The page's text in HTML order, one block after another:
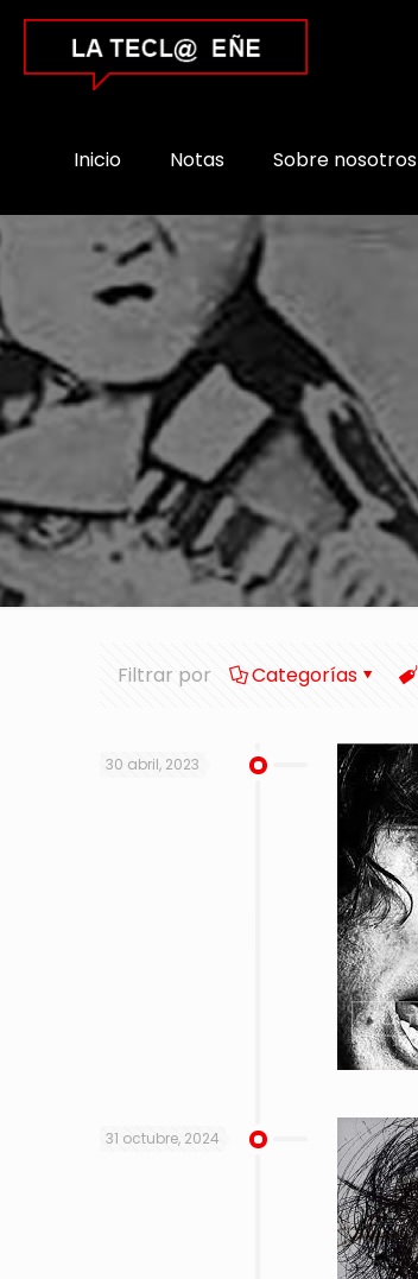
Inicio Notas Sobre nosotros
Filtrar por Categorías
30 abril, 2023
31 octubre, 2024